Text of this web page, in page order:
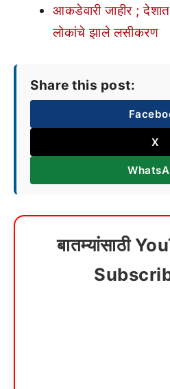
आकडेवारी जाहीर ;
लोकांचे झाले लसीकरण
Share this post:
X
बातम्यांसाठी